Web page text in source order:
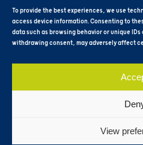
To provide the best experiences, we use
access device information. Consenting to
data such as browsing behavior or unique
withdrawing consent, may adversely affect
View